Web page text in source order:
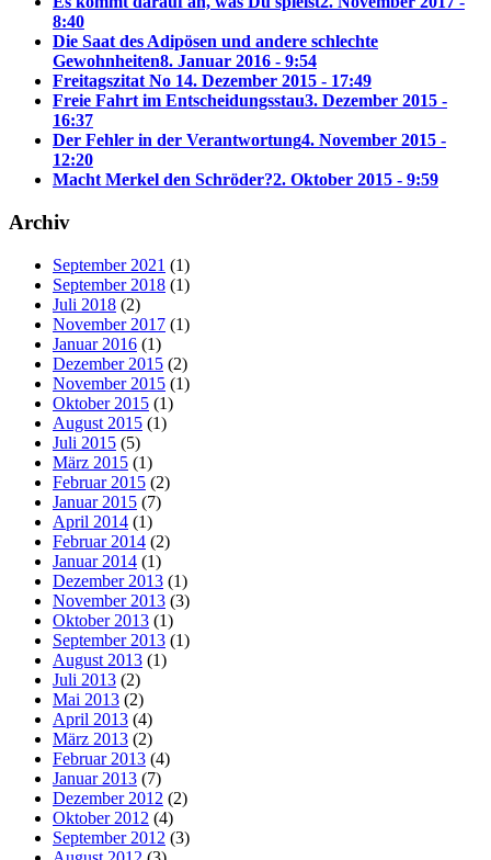
8:40
Die Saat des Adipösen und andere schlechte
Gewohnheiten8. Januar 2016 - 9:54
Freitagszitat No 14. Dezember 2015 - 17:49
Freie Fahrt im Entscheidungsstau3. Dezember 2015 -
16:37
Der Fehler in der Verantwortung4. November 2015 -
12:20
Macht Merkel den Schröder?2. Oktober 2015 - 9:59
Archiv
September 2021 (1)
September 2018 (1)
Juli 2018 (2)
November 2017 (1)
Januar 2016 (1)
Dezember 2015 (2)
November 2015 (1)
Oktober 2015 (1)
August 2015 (1)
Juli 2015 (5)
März 2015 (1)
Februar 2015 (2)
Januar 2015 (7)
April 2014 (1)
Februar 2014 (2)
Januar 2014 (1)
Dezember 2013 (1)
November 2013 (3)
Oktober 2013 (1)
September 2013 (1)
August 2013 (1)
Juli 2013 (2)
Mai 2013 (2)
April 2013 (4)
März 2013 (2)
Februar 2013 (4)
Januar 2013 (7)
Dezember 2012 (2)
Oktober 2012 (4)
September 2012 (3)